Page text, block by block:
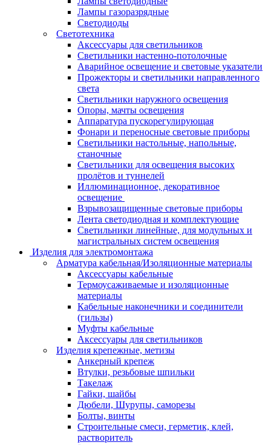
Лампы газоразрядные
Светодиоды
Светотехника
Аксессуары для светильников
Светильники настенно-потолочные
Аварийное освещение и световые указатели
Прожекторы и светильники направленного
света
Светильники наружного освещения
Опоры, мачты освещения
Аппаратура пускорегулирующая
Фонари и переносные световые приборы
Светильники настольные, напольные,
станочные
Светильники для освещения высоких
пролётов и туннелей
Иллюминационное, декоративное
освещение
Взрывозащищенные световые приборы
Лента светодиодная и комплектующие
Светильники линейные, для модульных и
магистральных систем освещения
Изделия для электромонтажа
Арматура кабельная/Изоляционные материалы
Аксессуары кабельные
Термоусаживаемые и изоляционные
материалы
Кабельные наконечники и соединители
(гильзы)
Муфты кабельные
Аксессуары для светильников
Изделия крепежные, метизы
Анкерный крепеж
Втулки, резьбовые шпильки
Такелаж
Гайки, шайбы
Дюбели, Шурупы, саморезы
Болты, винты
Строительные смеси, герметик, клей,
растворитель